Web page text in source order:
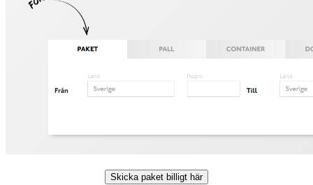
Skicka paket billigt här